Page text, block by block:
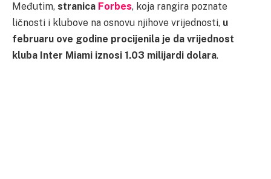
Međutim, stranica Forbes, koja rangira poznate
ličnosti i klubove na osnovu njihove vrijednosti, u
februaru ove godine procijenila je da vrijednost
kluba Inter Miami iznosi 1.03 milijardi dolara.